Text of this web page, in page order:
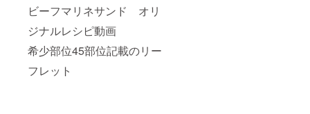
ビーフマリネサンド オリ
ジナルレシピ動画
希少部位45部位記載のリー
フレット